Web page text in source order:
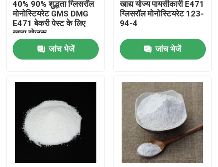
हमारे बारे में
कारखाना भ्रमण
संपर्क करें
समाचार
एक उद्धरण का अनुरोध करें
40% 90% शुद्धता ग्लिसरॉल
मोनोस्टियरेट GMS DMG
E471 बेकरी पेस्ट के लिए
खाद्य योजक
जांच भेजें
खाद्य योज्य पायसीकारी E471
ग्लिसरॉल मोनोस्टियरेट 123-
94-4
जांच भेजें